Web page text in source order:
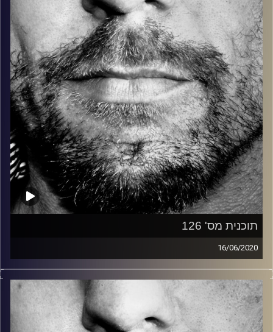
קרדיט תמונות: David Goehring
תוכנית מס' 126
16/06/2020
זיפים, מוזיקה מחוספסת של הופעות חיות. הרבה ג'אם, רוק,
בלוז, bluegrass, ג'אז, Fאנק, פרוגרסיב ואפילו אלקטרוניקה.
כל מה שחי, אמיתי ונושם.
עם שמוליק רגב.